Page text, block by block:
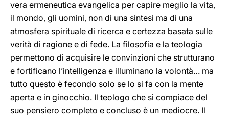
vera ermeneutica evangelica per capire meglio la vita,
il mondo, gli uomini, non di una sintesi ma di una
atmosfera spirituale di ricerca e certezza basata sulle
verità di ragione e di fede. La filosofia e la teologia
permettono di acquisire le convinzioni che strutturano
e fortificano l’intelligenza e illuminano la volontà… ma
tutto questo è fecondo solo se lo si fa con la mente
aperta e in ginocchio. Il teologo che si compiace del
suo pensiero completo e concluso è un mediocre. Il